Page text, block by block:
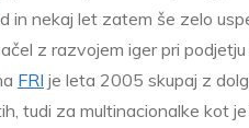
in nekaj let zatem še zelo
z razvojem iger pri
FRI je leta 2005 skupaj z
tudi za multinacionalke kot